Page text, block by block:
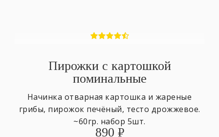
Пирожки с картошкой
поминальные
Начинка отварная картошка и жареные
грибы, пирожок печёный, тесто дрожжевое.
~60гр. набор 5шт.
890 ₽